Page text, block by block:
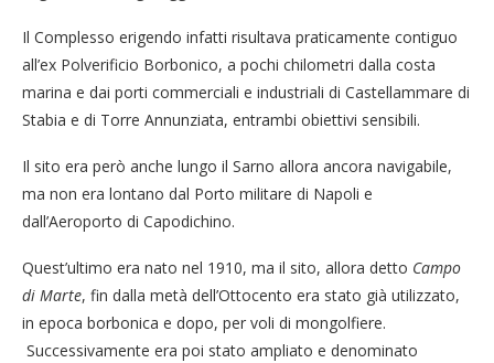
Il Complesso erigendo infatti risultava praticamente contiguo
all’ex Polverificio Borbonico, a pochi chilometri dalla costa
marina e dai porti commerciali e industriali di Castellammare di
Stabia e di Torre Annunziata, entrambi obiettivi sensibili.
Il sito era però anche lungo il Sarno allora ancora navigabile,
ma non era lontano dal Porto militare di Napoli e
dall’Aeroporto di Capodichino.
Quest’ultimo era nato nel 1910, ma il sito, allora detto Campo
di Marte, fin dalla metà dell’Ottocento era stato già utilizzato,
in epoca borbonica e dopo, per voli di mongolfiere.
Successivamente era poi stato ampliato e denominato